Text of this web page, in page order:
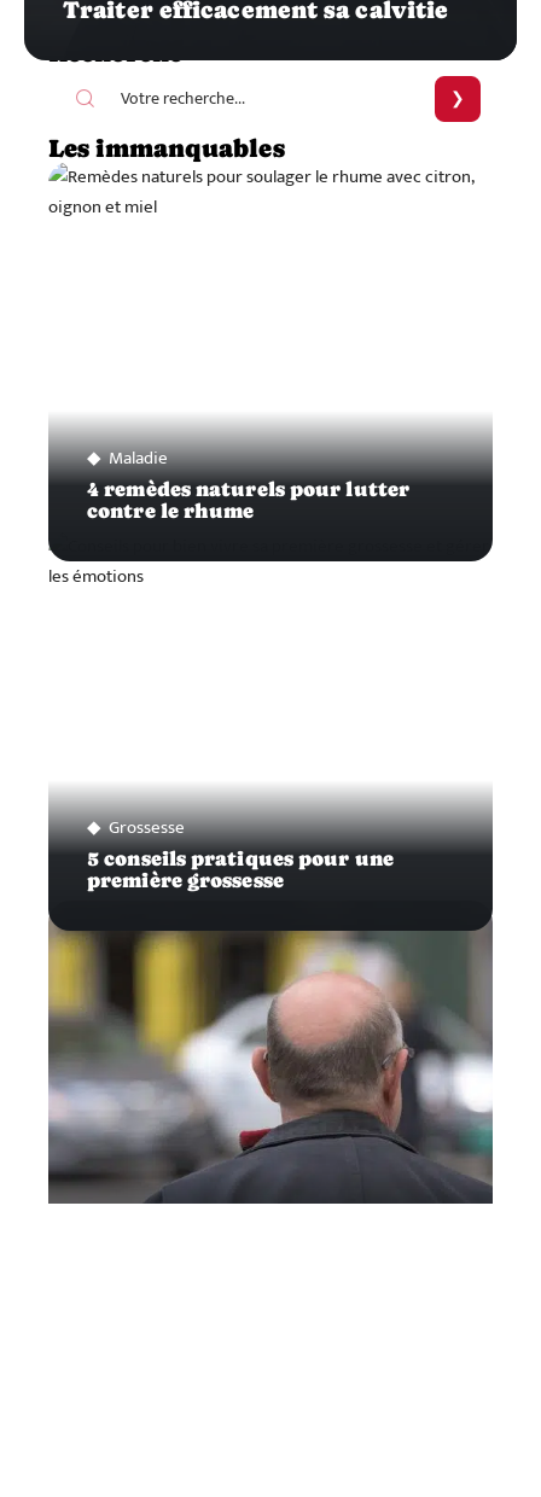
Traiter efficacement sa calvitie
Les immanquables
Maladie
4 remèdes naturels pour lutter
contre le rhume
Grossesse
5 conseils pratiques pour une
première grossesse